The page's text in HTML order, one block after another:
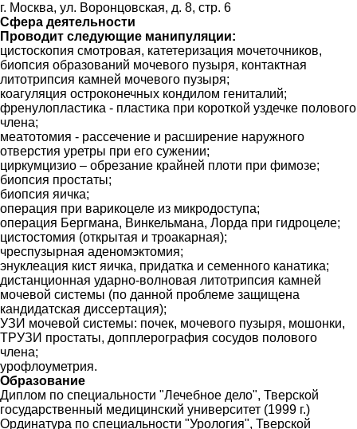
г. Москва, ул. Воронцовская, д. 8, стр. 6
Сфера деятельности
Проводит следующие манипуляции:
цистоскопия смотровая, катетеризация мочеточников,
биопсия образований мочевого пузыря, контактная
литотрипсия камней мочевого пузыря;
коагуляция остроконечных кондилом гениталий;
френулопластика - пластика при короткой уздечке полового
члена;
меатотомия - рассечение и расширение наружного
отверстия уретры при его сужении;
циркумцизио – обрезание крайней плоти при фимозе;
биопсия простаты;
биопсия яичка;
операция при варикоцеле из микродоступа;
операция Бергмана, Винкельмана, Лорда при гидроцеле;
цистостомия (открытая и троакарная);
чреспузырная аденомэктомия;
энуклеация кист яичка, придатка и семенного канатика;
дистанционная ударно-волновая литотрипсия камней
мочевой системы (по данной проблеме защищена
кандидатская диссертация);
УЗИ мочевой системы: почек, мочевого пузыря, мошонки,
ТРУЗИ простаты, допплерография сосудов полового
члена;
урофлоуметрия.
Образование
Диплом по специальности "Лечебное дело", Тверской
государственный медицинский университет (1999 г.)
Ординатура по специальности "Урология", Тверской